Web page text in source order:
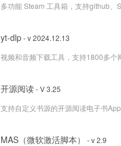
多功能 Steam 工具箱，支持github、
yt-dlp- v 2024.12.13
视频和音频下载工具，支持1800多个
开源阅读- V 3.25
支持自定义书源的开源阅读电子书App
MAS（微软激活脚本）
- v 2.9